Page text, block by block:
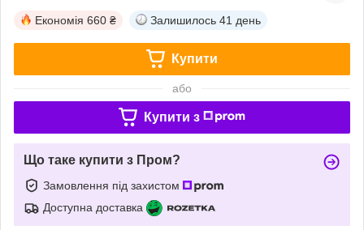
Економія 660 ₴ Залишилось 41 день
Купити
або
Купити з
Що таке купити з Пром?
Замовлення під захистом
Доступна доставка